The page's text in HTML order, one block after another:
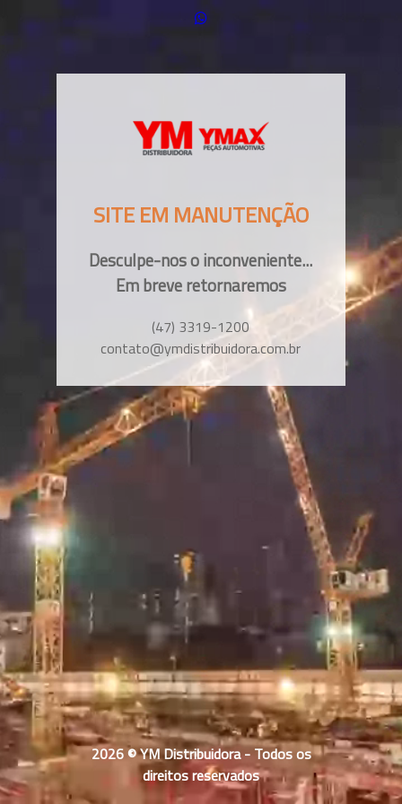
SITE EM MANUTENÇÃO
Desculpe-nos o inconveniente...
Em breve retornaremos
(47) 3319-1200
contato@ymdistribuidora.com.br
2026 © YM Distribuidora - Todos os
direitos reservados